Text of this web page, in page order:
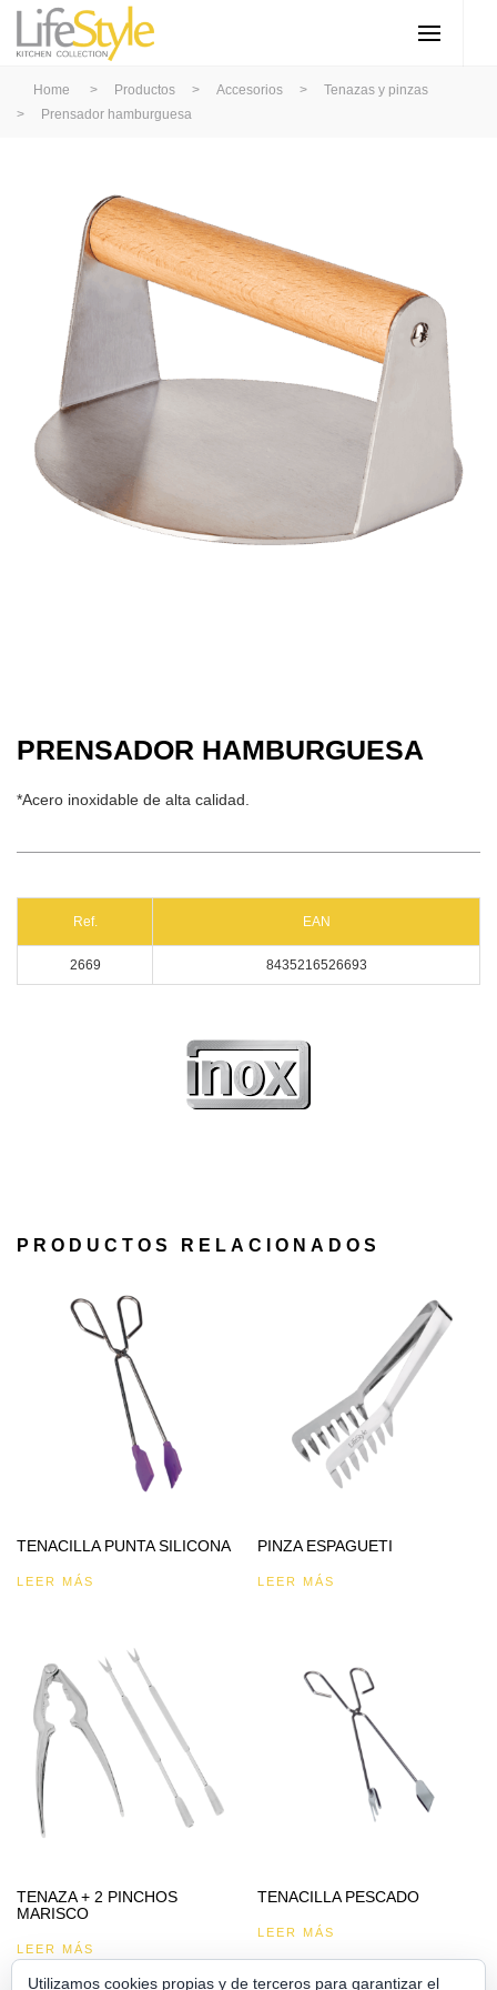
Home > Productos > Accesorios >
Tenazas y pinzas
>
Prensador hamburguesa
PRENSADOR HAMBURGUESA
*Acero inoxidable de alta calidad.
Ref. EAN
2669 8435216526693
PRODUCTOS RELACIONADOS
TENACILLA PUNTA SILICONA
LEER MÁS
PINZA ESPAGUETI
LEER MÁS
TENAZA + 2 PINCHOS
MARISCO
LEER MÁS
TENACILLA PESCADO
LEER MÁS
Utilizamos cookies propias y de terceros para garantizar el